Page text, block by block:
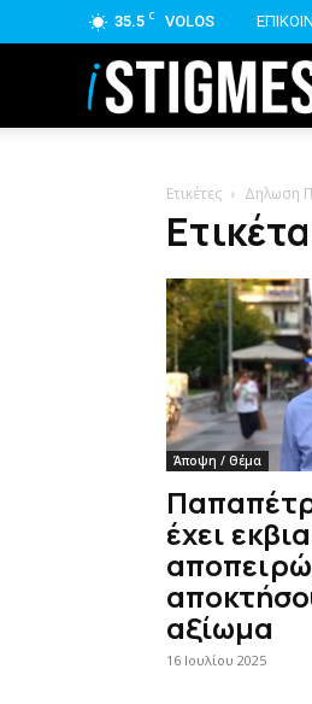
35.5 C VOLOS
Ετικέτες Δηλωση
Άποψη / Θέμα
έχει
αξίωμα
16 Ιουλίου 2025